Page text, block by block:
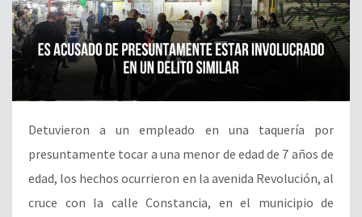
Detuvieron a un empleado en una taquería por
presuntamente tocar a una menor de edad de 7 años de
edad, los hechos ocurrieron en la avenida Revolución, al
cruce con la calle Constancia, en el municipio de